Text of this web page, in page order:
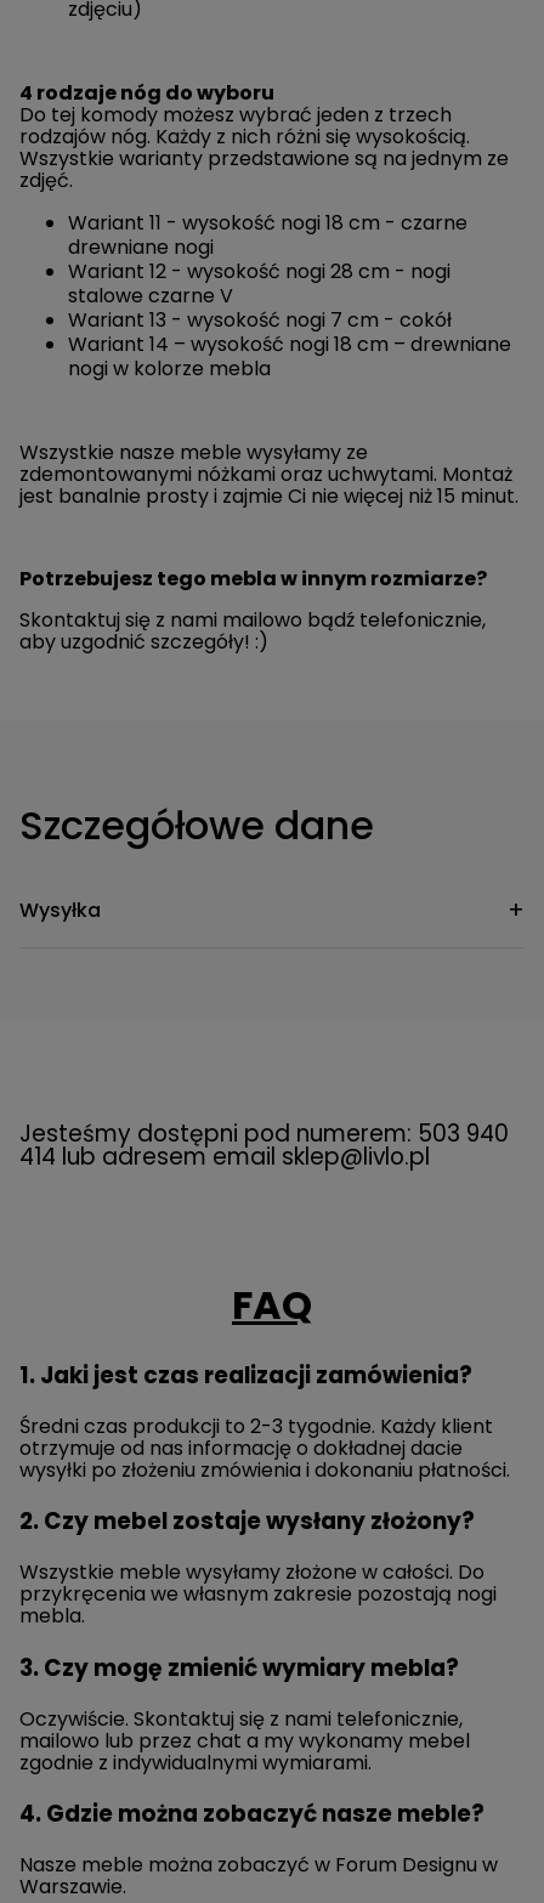
zdjęciu)
4 rodzaje nóg do wyboru
Do tej komody możesz wybrać jeden z trzech
rodzajów nóg. Każdy z nich różni się wysokością.
Wszystkie warianty przedstawione są na jednym ze
zdjęć.
Wariant 11 - wysokość nogi 18 cm - czarne
drewniane nogi
Wariant 12 - wysokość nogi 28 cm - nogi
stalowe czarne V
Wariant 13 - wysokość nogi 7 cm - cokół
Wariant 14 – wysokość nogi 18 cm – drewniane
nogi w kolorze mebla
Wszystkie nasze meble wysyłamy ze
zdemontowanymi nóżkami oraz uchwytami. Montaż
jest banalnie prosty i zajmie Ci nie więcej niż 15 minut.
Potrzebujesz tego mebla w innym rozmiarze?
Skontaktuj się z nami mailowo bądź telefonicznie,
aby uzgodnić szczegóły! :)
Szczegółowe dane
Wysyłka
Jesteśmy dostępni pod numerem: 503 940
414 lub adresem email sklep@livlo.pl
FAQ
1. Jaki jest czas realizacji zamówienia?
Średni czas produkcji to 2-3 tygodnie. Każdy klient
otrzymuje od nas informację o dokładnej dacie
wysyłki po złożeniu zmówienia i dokonaniu płatności.
2. Czy mebel zostaje wysłany złożony?
Wszystkie meble wysyłamy złożone w całości. Do
przykręcenia we własnym zakresie pozostają nogi
mebla.
3. Czy mogę zmienić wymiary mebla?
Oczywiście. Skontaktuj się z nami telefonicznie,
mailowo lub przez chat a my wykonamy mebel
zgodnie z indywidualnymi wymiarami.
4. Gdzie można zobaczyć nasze meble?
Nasze meble można zobaczyć w Forum Designu w
Warszawie.